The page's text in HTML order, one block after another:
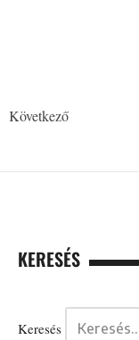
Következő
KERESÉS
Keresés